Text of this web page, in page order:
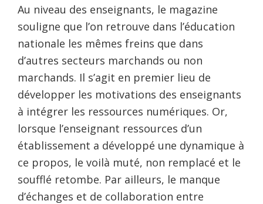
Au niveau des enseignants, le magazine
souligne que l’on retrouve dans l’éducation
nationale les mêmes freins que dans
d’autres secteurs marchands ou non
marchands. Il s’agit en premier lieu de
développer les motivations des enseignants
à intégrer les ressources numériques. Or,
lorsque l’enseignant ressources d’un
établissement a développé une dynamique à
ce propos, le voilà muté, non remplacé et le
soufflé retombe. Par ailleurs, le manque
d’échanges et de collaboration entre